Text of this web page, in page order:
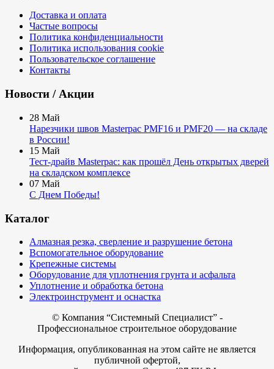
Доставка и оплата
Частые вопросы
Политика конфиденциальности
Политика использования cookie
Пользовательское соглашение
Контакты
Новости / Акции
28 Май
Нарезчики швов Masterpac PMF16 и PMF20 — на складе
в России!
15 Май
Тест-драйв Masterpac: как прошёл День открытых дверей
на складском комплексе
07 Май
С Днем Победы!
Каталог
Алмазная резка, сверление и разрушение бетона
Вспомогательное оборудование
Крепежные системы
Оборудование для уплотнения грунта и асфальта
Уплотнение и обработка бетона
Электроинструмент и оснастка
© Компания “Системный Специалист” -
Профессиональное строительное оборудование
Информация, опубликованная на этом сайте не является
публичной офертой,